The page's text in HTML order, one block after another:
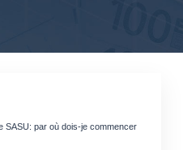
SASU: par où dois-je commencer